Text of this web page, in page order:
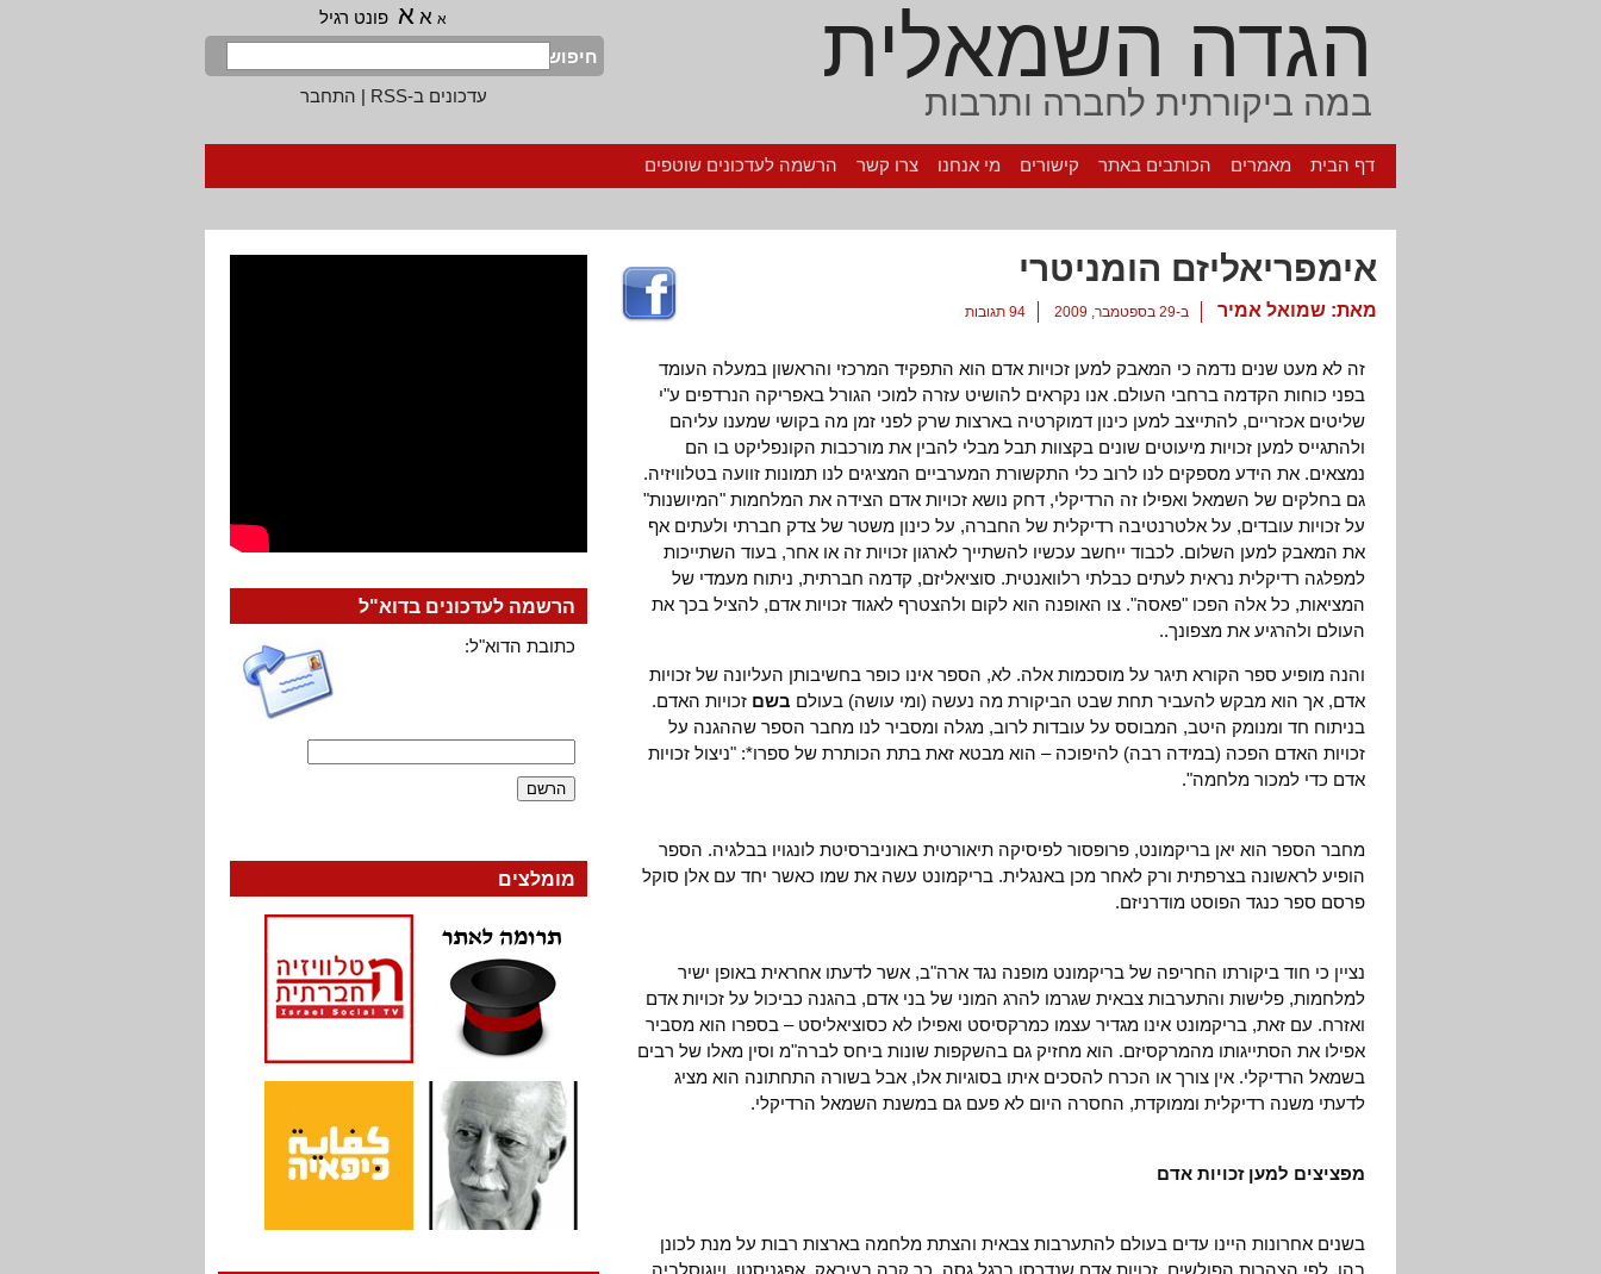
הגדה השמאלית
במה ביקורתית לחברה ותרבות
א א א פונט רגיל
חיפוש
עדכונים ב-RSS
| התחבר
דף הבית מאמרים הכותבים באתר קישורים מי אנחנו צרו קשר הרשמה לעדכונים שוטפים
אימפריאליזם הומניטרי
מאת: שמואל אמיר ב-29 בספטמבר, 2009 94 תגובות
זה לא מעט שנים נדמה כי המאבק למען זכויות אדם הוא התפקיד המרכזי והראשון במעלה העומד
בפני כוחות הקדמה ברחבי העולם. אנו נקראים להושיט עזרה למוכי הגורל באפריקה הנרדפים ע"י
שליטים אכזריים, להתייצב למען כינון דמוקרטיה בארצות שרק לפני זמן מה בקושי שמענו עליהם
ולהתגייס למען זכויות מיעוטים שונים בקצוות תבל מבלי להבין את מורכבות הקונפליקט בו הם
נמצאים. את הידע מספקים לנו לרוב כלי התקשורת המערביים המציגים לנו תמונות זוועה בטלוויזיה.
גם בחלקים של השמאל ואפילו זה הרדיקלי, דחק נושא זכויות אדם הצידה את המלחמות "המיושנות"
על זכויות עובדים, על אלטרנטיבה רדיקלית של החברה, על כינון משטר של צדק חברתי ולעתים אף
את המאבק למען השלום. לכבוד ייחשב עכשיו להשתייך לארגון זכויות זה או אחר, בעוד השתייכות
למפלגה רדיקלית נראית לעתים כבלתי רלוואנטית. סוציאליזם, קדמה חברתית, ניתוח מעמדי של
המציאות, כל אלה הפכו "פאסה". צו האופנה הוא לקום ולהצטרף לאגוד זכויות אדם, להציל בכך את
העולם ולהרגיע את מצפונך..
והנה מופיע ספר הקורא תיגר על מוסכמות אלה. לא, הספר אינו כופר בחשיבותן העליונה של זכויות
אדם, אך הוא מבקש להעביר תחת שבט הביקורת מה נעשה (ומי עושה) בעולם בשם זכויות האדם.
בניתוח חד ומנומק היטב, המבוסס על עובדות לרוב, מגלה ומסביר לנו מחבר הספר שההגנה על
זכויות האדם הפכה (במידה רבה) להיפוכה – הוא מבטא זאת בתת הכותרת של ספרו*: "ניצול זכויות
אדם כדי למכור מלחמה".
מחבר הספר הוא יאן בריקמונט, פרופסור לפיסיקה תיאורטית באוניברסיטת לונגויו בבלגיה. הספר
הופיע לראשונה בצרפתית ורק לאחר מכן באנגלית. בריקמונט עשה את שמו כאשר יחד עם אלן סוקל
פרסם ספר כנגד הפוסט מודרניזם.
נציין כי חוד ביקורתו החריפה של בריקמונט מופנה נגד ארה"ב, אשר לדעתו אחראית באופן ישיר
למלחמות, פלישות והתערבות צבאית שגרמו להרג המוני של בני אדם, בהגנה כביכול על זכויות אדם
ואזרח. עם זאת, בריקמונט אינו מגדיר עצמו כמרקסיסט ואפילו לא כסוציאליסט – בספרו הוא מסביר
אפילו את הסתייגותו מהמרקסיזם. הוא מחזיק גם בהשקפות שונות ביחס לברה"מ וסין מאלו של רבים
בשמאל הרדיקלי. אין צורך או הכרח להסכים איתו בסוגיות אלו, אבל בשורה התחתונה הוא מציג
לדעתי משנה רדיקלית וממוקדת, החסרה היום לא פעם גם במשנת השמאל הרדיקלי.
מפציצים למען זכויות אדם
בשנים אחרונות היינו עדים בעולם להתערבות צבאית והצתת מלחמה בארצות רבות על מנת לכונן
בהן, לפי הצהרות הפולשים, זכויות אדם שנדרסו ברגל גסה. כך קרה בעיראק, אפגניסטן, ויוגוסלביה
הרשמה לעדכונים בדוא"ל
כתובת הדוא"ל:
מומלצים